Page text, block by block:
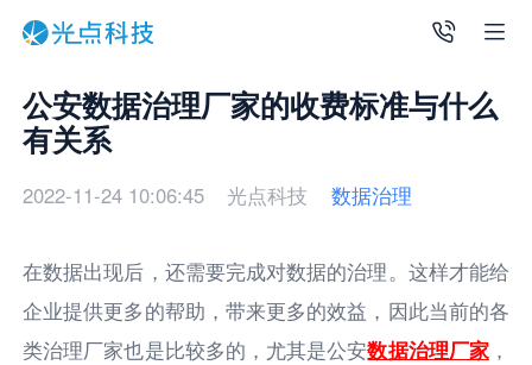
公安数据治理厂家的收费标准与什么
有关系
2022-11-24 10:06:45 光点科技 数据治理
在数据出现后，还需要完成对数据的治理。这样才能给
企业提供更多的帮助，带来更多的效益，因此当前的各
类治理厂家也是比较多的，尤其是公安数据治理厂家，